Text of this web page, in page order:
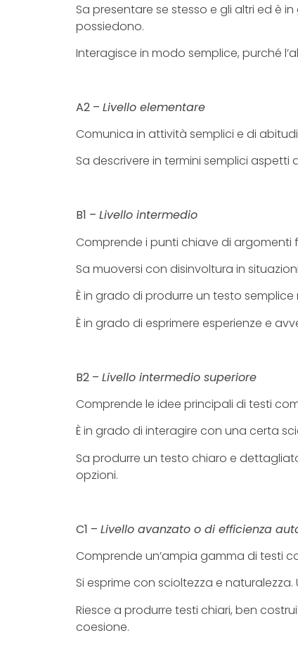
Sa presentare se stesso e gli altri ed è
possiedono.
Interagisce in modo semplice, purché
A2 – Livello elementare
Comunica in attività semplici e di
Sa descrivere in termini semplici
B1 – Livello intermedio
Comprende i punti chiave di argomenti
Sa muoversi con disinvoltura in
È in grado di produrre un testo
È in grado di esprimere esperienze e
B2 – Livello intermedio superiore
Comprende le idee principali di testi
È in grado di interagire con una certa
Sa produrre un testo chiaro e
opzioni.
C1 – Livello avanzato o di efficienza
Comprende un’ampia gamma di testi
Si esprime con scioltezza e
Riesce a produrre testi chiari, ben
coesione.